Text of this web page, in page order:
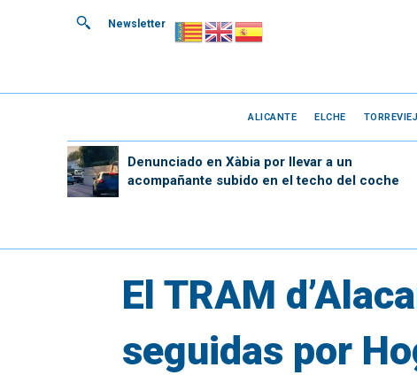
Newsletter
ALICANTE ELCHE
Denunciado en Xàbia por llevar a un
acompañante subido en el techo del coche
El TRAM
seguidas por